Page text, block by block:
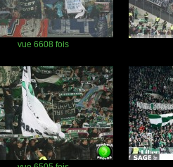
vue 6608 fois